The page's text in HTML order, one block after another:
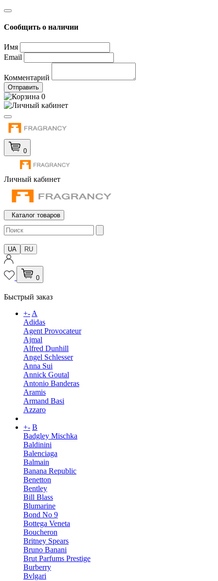
Сообщить о наличии
Имя
Email
Комментарий
Отправить
0
0
Личный кабинет
Каталог товаров
UA RU
0
Быстрый заказ
+-A
Adidas
Agent Provocateur
Ajmal
Alfred Dunhill
Angel Schlesser
Anna Sui
Annick Goutal
Antonio Banderas
Aramis
Armand Basi
Azzaro
+- B
Badgley Mischka
Baldinini
Balenciaga
Balmain
Banana Republic
Benetton
Bentley
Bill Blass
Blumarine
Bond No 9
Bottega Veneta
Boucheron
Britney Spears
Bruno Banani
Brut Parfums Prestige
Burberry
Bvlgari